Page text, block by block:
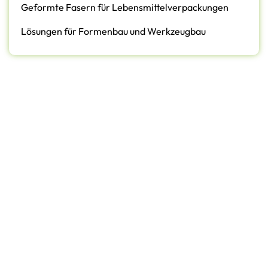
Geformte Fasern für Lebensmittelverpackungen
Lösungen für Formenbau und Werkzeugbau